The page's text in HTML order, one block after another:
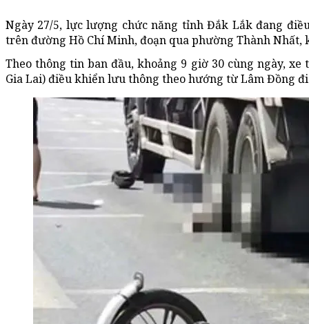
Ngày 27/5, lực lượng chức năng tỉnh Đắk Lắk đang
trên đường Hồ Chí Minh, đoạn qua phường Thành
Theo thông tin ban đầu, khoảng 9 giờ 30 cùng ngày,
Gia Lai) điều khiển lưu thông theo hướng từ Lâm Đồng